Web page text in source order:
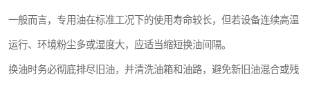
一般而言，专用油在标准工况下的使用寿命较长，但若设备连续高温
运行、环境粉尘多或湿度大，应适当缩短换油间隔。
换油时务必彻底排尽旧油，并清洗油箱和油路，避免新旧油混合或残